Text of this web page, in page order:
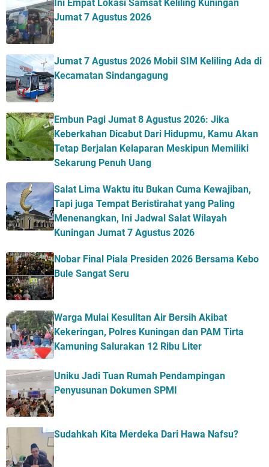
Ini Empat Lokasi Samsat Keliling Kuningan
Jumat 7 Agustus 2026
Jumat 7 Agustus 2026 Mobil SIM Keliling Ada di
Kecamatan Sindangagung
Embun Pagi Jumat 8 Agustus 2026: Jika
Keberkahan Dicabut Dari Hidupmu, Kamu Akan
Tetap Berjalan Kelaparan Meskipun Memiliki
Sekarung Penuh Uang
Salat Lima Waktu itu Bukan Cuma Kewajiban,
Tapi juga Tempat Beristirahat yang Paling
Menenangkan, Ini Jadwal Salat Wilayah
Kuningan Jumat 7 Agustus 2026
Nobar Final Piala Presiden 2026 Bersama Kebo
Bule Sangat Seru
Warga Mulai Kesulitan Air Bersih Akibat
Kekeringan, Polres Kuningan dan PAM Tirta
Kamuning Salurakan 12 Ribu Liter
Uniku Jadi Tuan Rumah Pendampingan
Penyusunan Dokumen SPMI
Sudahkah Kita Merdeka Dari Hawa Nafsu?